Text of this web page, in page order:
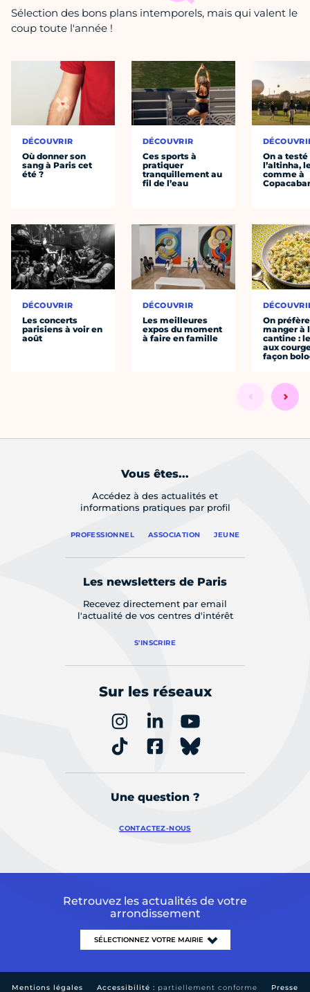
Sélection des bons plans intemporels, mais qui valent le
coup toute l'année !
DÉCOUVRIR
Où donner son
sang à Paris cet
été ?
DÉCOUVRIR
Les concerts
parisiens à voir en
août
DÉCOUVRIR
Ces sports à
pratiquer
tranquillement au
fil de l’eau
DÉCOUVRIR
Les meilleures
expos du moment
à faire en famille
On a testé
l’altinha,
comme à
On préfère
manger à
cantine :
aux
façon
Vous êtes...
Accédez à des actualités et
informations pratiques par profil
PROFESSIONNEL ASSOCIATION JEUNE
Les newsletters de Paris
Recevez directement par email
l'actualité de vos centres d'intérêt
S'INSCRIRE
Sur les réseaux
Une question ?
CONTACTEZ-NOUS
Retrouvez les actualités de votre
arrondissement
Mentions légales Accessibilité : partiellement conforme Presse